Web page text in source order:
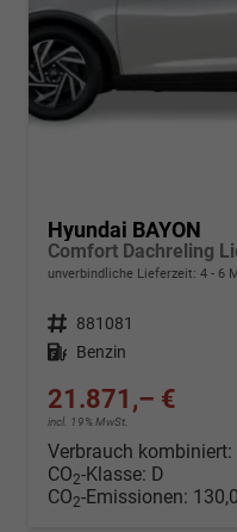
Hyundai BAYON
Comfort Dachreling
unverbindliche Lieferzeit: 4 - 6
Fahrzeugnr. 881081
Kraftstoff Benzin
21.871,– €
incl. 19% MwSt.
Verbrauch kombiniert:
CO2-Klasse: D
CO2-Emissionen: